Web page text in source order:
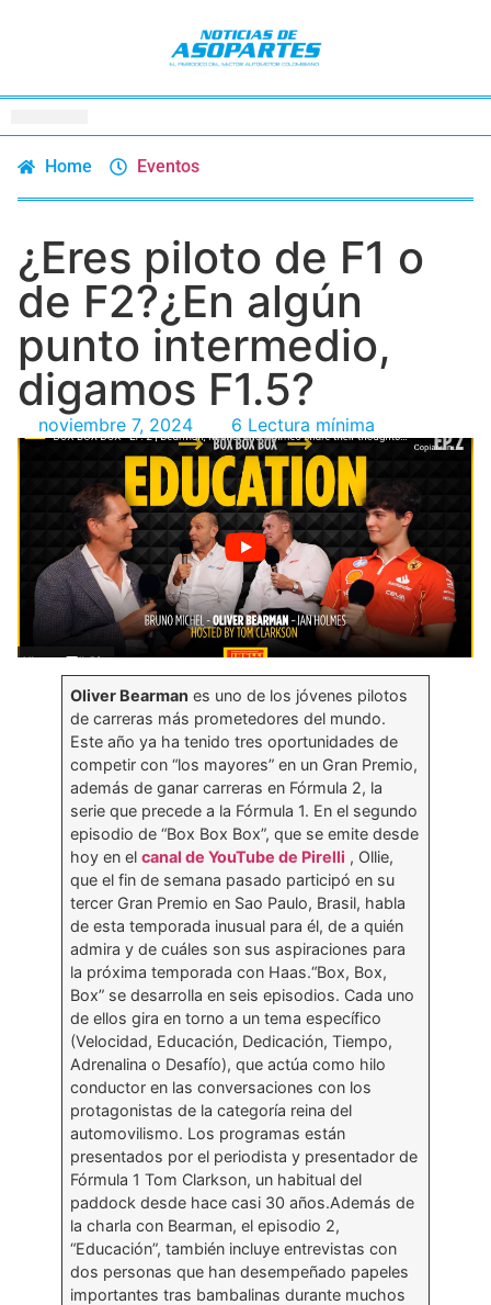
Home Eventos
¿Eres piloto de F1 o
de F2?¿En algún
punto intermedio,
digamos F1.5?
noviembre 7, 2024 6 Lectura mínima
Oliver Bearman es uno de los jóvenes pilotos
de carreras más prometedores del mundo.
Este año ya ha tenido tres oportunidades de
competir con “los mayores” en un Gran Premio,
además de ganar carreras en Fórmula 2, la
serie que precede a la Fórmula 1. En el segundo
episodio de “Box Box Box”, que se emite desde
hoy en elcanal de YouTube de Pirelli , Ollie,
que el fin de semana pasado participó en su
tercer Gran Premio en Sao Paulo, Brasil, habla
de esta temporada inusual para él, de a quién
admira y de cuáles son sus aspiraciones para
la próxima temporada con Haas.“Box, Box,
Box” se desarrolla en seis episodios. Cada uno
de ellos gira en torno a un tema específico
(Velocidad, Educación, Dedicación, Tiempo,
Adrenalina o Desafío), que actúa como hilo
conductor en las conversaciones con los
protagonistas de la categoría reina del
automovilismo. Los programas están
presentados por el periodista y presentador de
Fórmula 1 Tom Clarkson, un habitual del
paddock desde hace casi 30 años.Además de
la charla con Bearman, el episodio 2,
“Educación”, también incluye entrevistas con
dos personas que han desempeñado papeles
importantes tras bambalinas durante muchos